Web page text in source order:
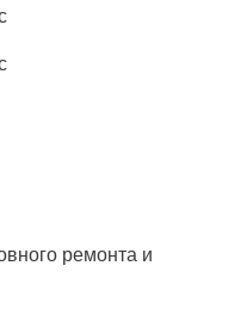
ремонта и